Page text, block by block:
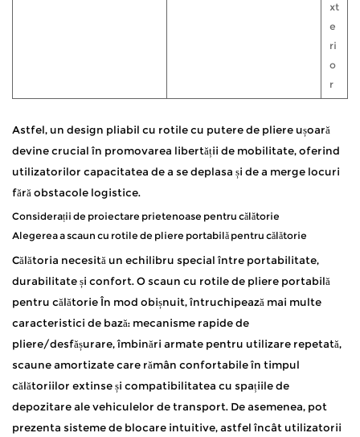
xt
e
ri
o
r
Astfel, un design pliabil cu rotile cu putere de pliere ușoară
devine crucial în promovarea libertății de mobilitate, oferind
utilizatorilor capacitatea de a se deplasa și de a merge locuri
fără obstacole logistice.
Considerații de proiectare prietenoase pentru călătorie
Alegerea a scaun cu rotile de pliere portabilă pentru călătorie
Călătoria necesită un echilibru special între portabilitate,
durabilitate și confort. O scaun cu rotile de pliere portabilă
pentru călătorieÎn mod obișnuit, întruchipează mai multe
caracteristici de bază: mecanisme rapide de
pliere/desfășurare, îmbinări armate pentru utilizare repetată,
scaune amortizate care rămân confortabile în timpul
călătoriilor extinse și compatibilitatea cu spațiile de
depozitare ale vehiculelor de transport. De asemenea, pot
prezenta sisteme de blocare intuitive, astfel încât utilizatorii